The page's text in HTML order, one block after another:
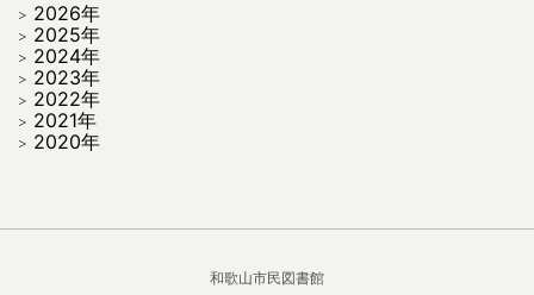
2026年
2025年
2024年
2023年
2022年
2021年
2020年
和歌山市民図書館